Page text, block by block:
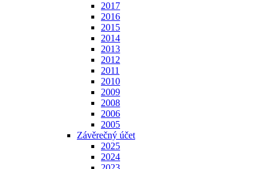
2017
2016
2015
2014
2013
2012
2011
2010
2009
2008
2006
2005
Závěrečný účet
2025
2024